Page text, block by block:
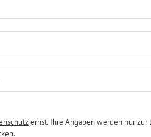
ernst. Ihre Angaben werden nur